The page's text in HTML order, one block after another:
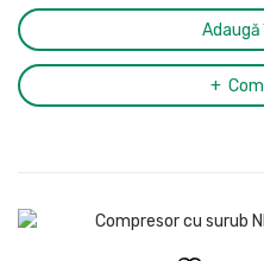
Dimensiuni (L x l x H): 1935
Greutate:350 kg
Adaugă